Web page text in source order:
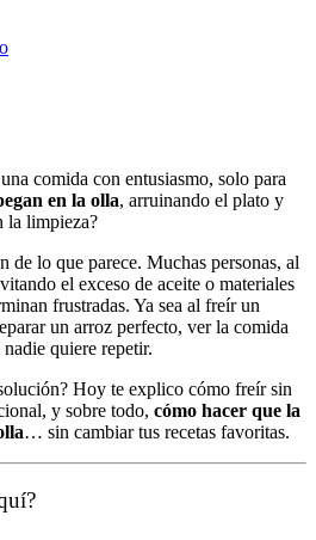
comida con entusiasmo, solo para
en la olla, arruinando el plato y
la limpieza?
de lo que parece. Muchas personas, al
el exceso de aceite o materiales
frustradas. Ya sea al freír un
un arroz perfecto, ver la comida
quiere repetir.
Hoy te explico cómo freír sin
y sobre todo, cómo hacer que la
… sin cambiar tus recetas favoritas.